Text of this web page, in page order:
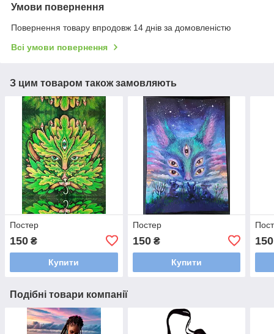
Умови повернення
Повернення товару впродовж 14 днів за домовленістю
Всі умови повернення
З цим товаром також замовляють
Постер
150 ₴
Купити
Постер
150₴
Купити
150
Подібні товари компанії